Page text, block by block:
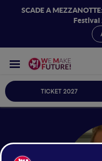
SCADE A MEZZANOTTE:
Festival
TICKET 2027